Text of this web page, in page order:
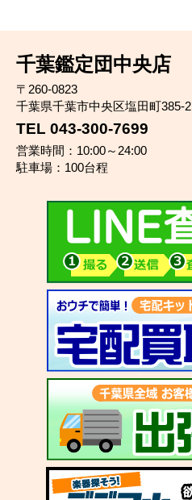
千葉鑑定団中央店
〒260-0823
千葉県千葉市中央区塩田町385-2
TEL 043-300-7699
営業時間：10:00～24:00
駐車場：100台程